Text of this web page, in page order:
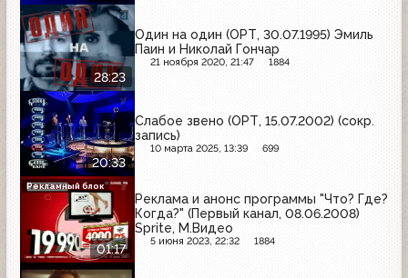
28:23
Один на один (ОРТ, 30.07.1995) Эмиль
Паин и Николай Гончар
21 ноября 2020, 21:47 1884
20:33
Слабое звено (ОРТ, 15.07.2002) (сокр.
запись)
10 марта 2025, 13:39 699
01:17
Реклама и анонс программы "Что? Где?
Когда?" (Первый канал, 08.06.2008)
Sprite, М.Видео
5 июня 2023, 22:32 1884
Рекламный блок